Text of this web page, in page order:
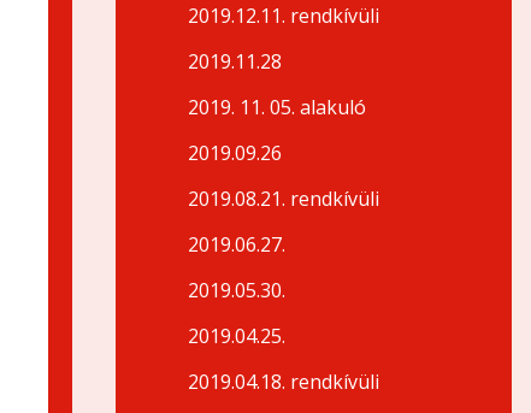
2019.12.11. rendkívüli
2019.11.28
2019. 11. 05. alakuló
2019.09.26
2019.08.21. rendkívüli
2019.06.27.
2019.05.30.
2019.04.25.
2019.04.18. rendkívüli